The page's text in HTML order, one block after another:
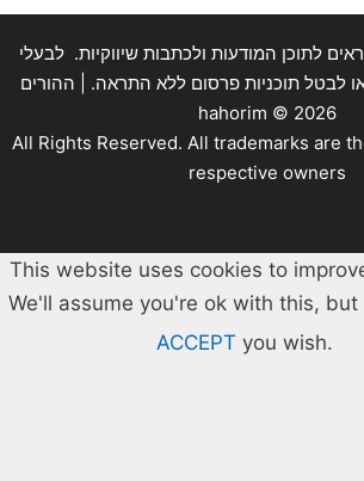
לתוכן המודעות ולכתבות שיווקיות. לבעלי
לבטל תוכניות פרסום ללא התראה. | ההורים
hahorim © 2026
.All Rights Reserved. All trademarks are
respective owners
This website uses cookies to
We'll assume you're ok with this,
you wish.
ACCEPT